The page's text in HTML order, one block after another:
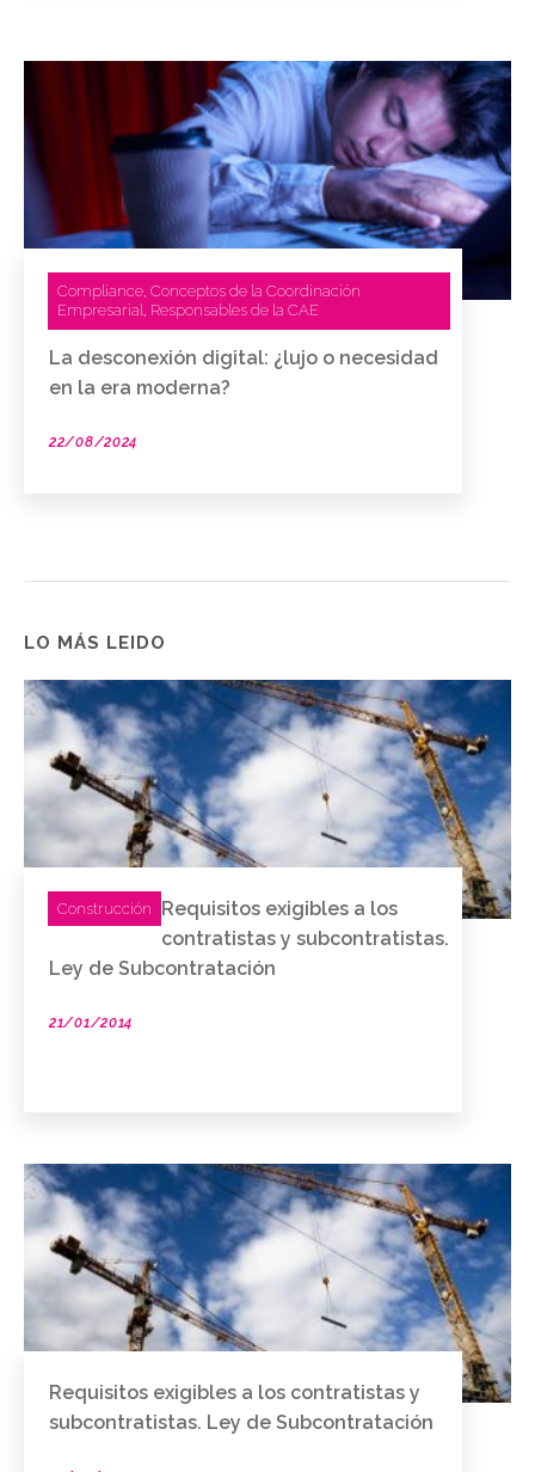
Compliance, Conceptos de la Coordinación
Empresarial , Responsables de la CAE
La desconexión digital: ¿lujo o necesidad
en la era moderna?
22/08/2024
LO MÁS LEIDO
Construcción
Requisitos exigibles a los
contratistas y subcontratistas.
Ley de Subcontratación
21/01/2014
Requisitos exigibles a los contratistas y
subcontratistas. Ley de Subcontratación